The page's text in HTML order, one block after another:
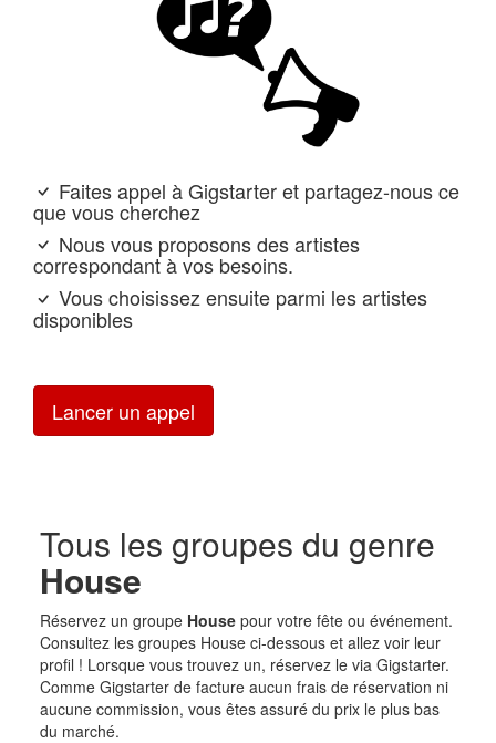
Faites appel à Gigstarter et partagez-nous ce
que vous cherchez
Nous vous proposons des artistes
correspondant à vos besoins.
Vous choisissez ensuite parmi les artistes
disponibles
Lancer un appel
Tous les groupes du genre
House
Réservez un groupe Housepour votre fête ou événement.
Consultez les groupes House ci-dessous et allez voir leur
profil ! Lorsque vous trouvez un, réservez le via Gigstarter.
Comme Gigstarter de facture aucun frais de réservation ni
aucune commission, vous êtes assuré du prix le plus bas
du marché.